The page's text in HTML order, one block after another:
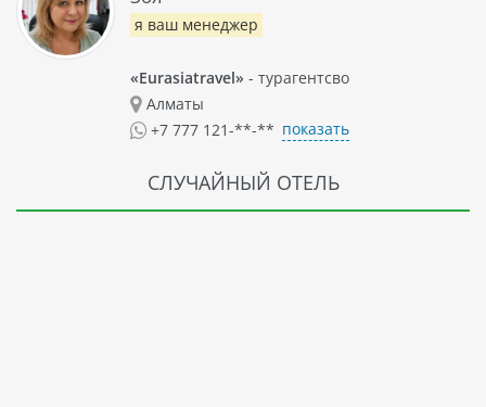
я ваш менеджер
«Eurasiatravel» - турагентсво
Алматы
+7 777 121-**-** показать
СЛУЧАЙНЫЙ ОТЕЛЬ